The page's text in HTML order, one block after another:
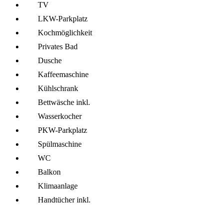
TV
LKW-Parkplatz
Kochmöglich­keit
Privates Bad
Dusche
Kaffee­maschine
Kühl­schrank
Bettwäsche inkl.
Wasserkocher
PKW-Parkplatz
Spül­maschine
WC
Balkon
Klima­anlage
Handtücher inkl.